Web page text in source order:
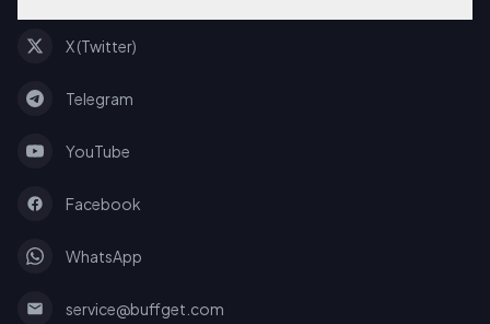
X (Twitter)
Telegram
YouTube
Facebook
WhatsApp
service@buffget.com